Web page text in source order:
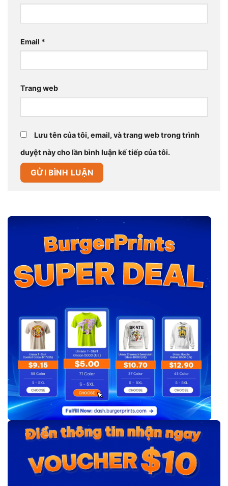
Email *
Trang web
Lưu tên của tôi, email, và trang web trong trình
duyệt này cho lần bình luận kế tiếp của tôi.